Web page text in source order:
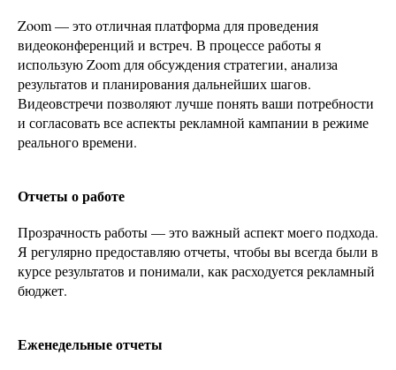
Zoom — это отличная платформа для проведения
видеоконференций и встреч. В процессе работы я
использую Zoom для обсуждения стратегии, анализа
результатов и планирования дальнейших шагов.
Видеовстречи позволяют лучше понять ваши потребности
и согласовать все аспекты рекламной кампании в режиме
реального времени.
Отчеты о работе
Прозрачность работы — это важный аспект моего подхода.
Я регулярно предоставляю отчеты, чтобы вы всегда были в
курсе результатов и понимали, как расходуется рекламный
бюджет.
Еженедельные отчеты